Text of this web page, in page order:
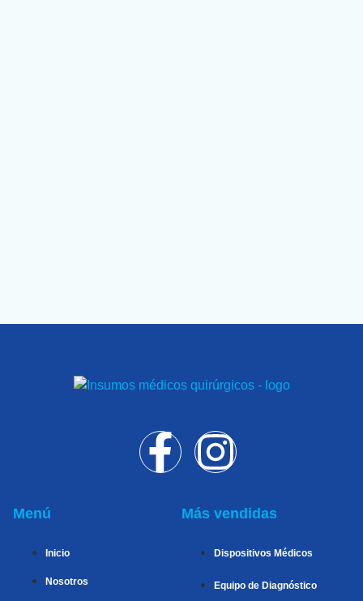
Menú
Inicio
Nosotros
Más vendidas
Dispositivos Médicos
Equipo de Diagnóstico